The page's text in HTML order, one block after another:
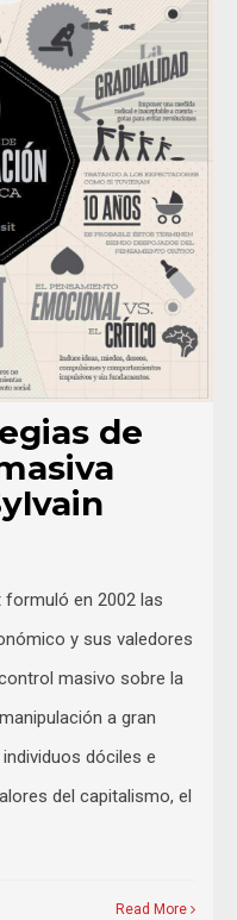
de
formuló en 2002 las
y sus valedores
masivo sobre la
a gran
dóciles e
del capitalismo, el
Read More